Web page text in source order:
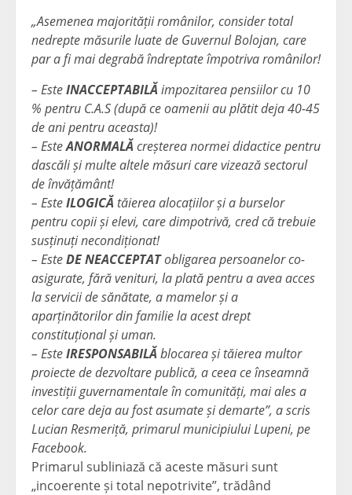
„Asemenea majorității românilor, consider total
nedrepte măsurile luate de Guvernul Bolojan, care
par a fi mai degrabă îndreptate împotriva românilor!
– EsteINACCEPTABILĂ impozitarea pensiilor cu 10
% pentru C.A.S (după ce oamenii au plătit deja 40-45
de ani pentru aceasta)!
– EsteANORMALĂ creșterea normei didactice pentru
dascăli și multe altele măsuri care vizează sectorul
de învățământ!
– EsteILOGICĂ tăierea alocațiilor și a burselor
pentru copii și elevi, care dimpotrivă, cred că trebuie
susținuți necondiționat!
– EsteDE NEACCEPTATobligarea persoanelor co-
asigurate, fără venituri, la plată pentru a avea acces
la servicii de sănătate, a mamelor și a
aparținătorilor din familie la acest drept
constituțional și uman.
– EsteIRESPONSABILĂ blocarea și tăierea multor
proiecte de dezvoltare publică, a ceea ce înseamnă
investiții guvernamentale în comunități, mai ales a
celor care deja au fost asumate și demarte”, a scris
Lucian Resmeriță, primarul municipiului Lupeni, pe
Facebook.
Primarul subliniază că aceste măsuri sunt
„incoerente și total nepotrivite”, trădând